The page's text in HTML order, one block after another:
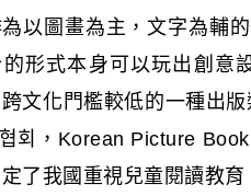
以圖畫為主，文字為輔
形式本身可以玩出創意
文化門檻較低的一種出
회，Korean Picture
了我國重視兒童閱讀教育